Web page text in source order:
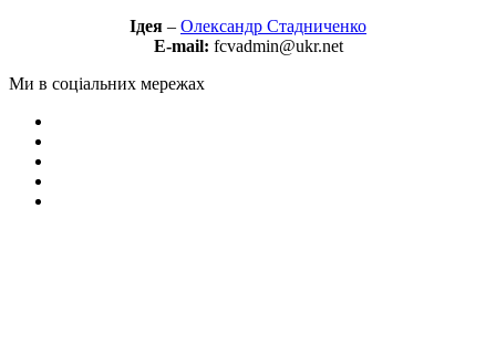
Ідея – Олександр Стадниченко
E-mail: fcvadmin@ukr.net
Ми в соціальних мережах